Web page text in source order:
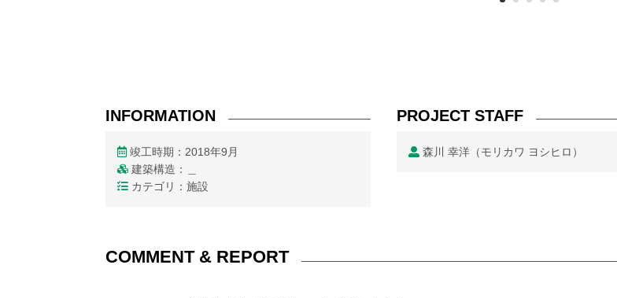
INFORMATION
竣工時期：2018年9月
建築構造：＿
カテゴリ：施設
PROJECT STAFF
森川 幸洋（モリカワ ヨシヒロ）
COMMENT & REPORT